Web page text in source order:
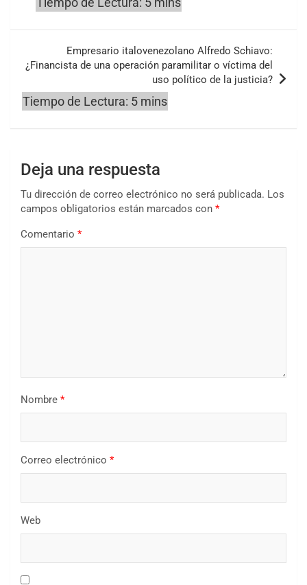
Empresario italovenezolano Alfredo Schiavo:
¿Financista de una operación paramilitar o víctima del
uso político de la justicia?
Deja una respuesta
Tu dirección de correo electrónico no será publicada. Los
campos obligatorios están marcados con *
Comentario *
Nombre *
Correo electrónico *
Web